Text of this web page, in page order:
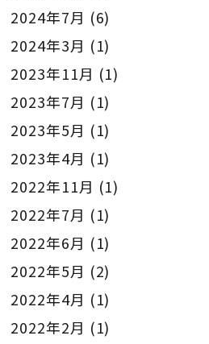
2024年7月 (6)
2024年3月 (1)
2023年11月 (1)
2023年7月 (1)
2023年5月 (1)
2023年4月 (1)
2022年11月 (1)
2022年7月 (1)
2022年6月 (1)
2022年5月 (2)
2022年4月 (1)
2022年2月 (1)